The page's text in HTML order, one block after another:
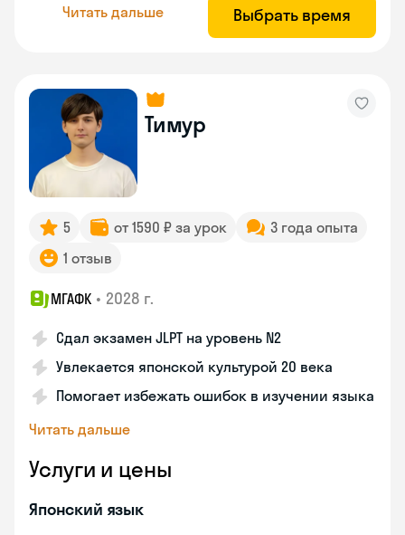
Читать дальше Выбрать время
Тимур
5 от 1590 ₽ за урок
3 года опыта
1 отзыв
МГАФК • 2028 г.
Сдал экзамен JLPT на уровень N2
Увлекается японской культурой 20 века
Помогает избежать ошибок в изучении языка
Читать дальше
Услуги и цены
Японский язык